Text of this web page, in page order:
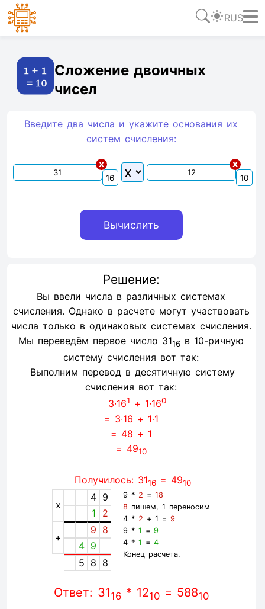
RUS
Сложение двоичных
чисел
Введите два числа и укажите основания их
систем счиcления:
x x
Решение:
Вы ввели числа в различных системах
счисления. Однако в расчете могут участвовать
числа только в одинаковых системах счисления.
Мы переведём первое число 3116 в 10-ричную
систему счисления вот так:
Выполним перевод в десятичную систему
счисления вот так:
3∙161 + 1∙160
= 3∙16 + 1∙1
= 48 + 1
= 4910
Получилось: 3116= 4910
x
4 9
1
2
+
9 8
4 9
5 8 8
9 * 2 =18
8 пишем, 1 переносим
4 * 2 + 1 =9
9 *1 =9
4 *1 =4
Конец расчета.
Ответ: 3116 * 1210= 58810